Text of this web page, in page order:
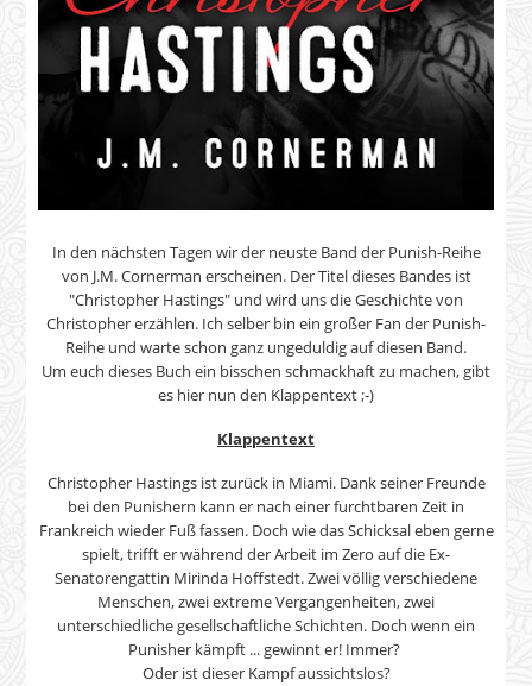
In den nächsten Tagen wir der neuste Band der Punish-Reihe
von J.M. Cornerman erscheinen. Der Titel dieses Bandes ist
"Christopher Hastings" und wird uns die Geschichte von
Christopher erzählen. Ich selber bin ein großer Fan der Punish-
Reihe und warte schon ganz ungeduldig auf diesen Band.
Um euch dieses Buch ein bisschen schmackhaft zu machen, gibt
es hier nun den Klappentext ;-)
Klappentext
Christopher Hastings ist zurück in Miami. Dank seiner Freunde
bei den Punishern kann er nach einer furchtbaren Zeit in
Frankreich wieder Fuß fassen. Doch wie das Schicksal eben gerne
spielt, trifft er während der Arbeit im Zero auf die Ex-
Senatorengattin Mirinda Hoffstedt. Zwei völlig verschiedene
Menschen, zwei extreme Vergangenheiten, zwei
unterschiedliche gesellschaftliche Schichten. Doch wenn ein
Punisher kämpft ... gewinnt er! Immer?
Oder ist dieser Kampf aussichtslos?